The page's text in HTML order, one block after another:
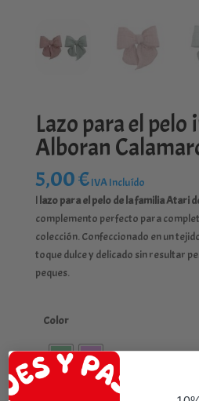
Lazo para el
Alboran
5,00€IVA Incluído
l lazo para el pelo de la familia Atari
complemento perfecto para
colección. Confeccionado en un
toque dulce y delicado sin resultar
peques.
Color